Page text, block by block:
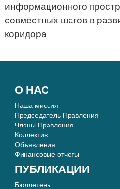
информационного
совместных шагов в
коридора
О НАС
Наша миссия
Председатель Правления
Члены Правления
Коллектив
Объявления
Финансовые отчеты
ПУБЛИКАЦИИ
Бюллетень